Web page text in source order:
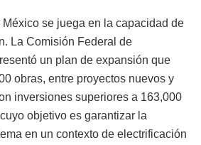
México se juega en la capacidad de
La Comisión Federal de
un plan de expansión que
obras, entre proyectos nuevos y
inversiones superiores a 163,000
objetivo es garantizar la
en un contexto de electrificación